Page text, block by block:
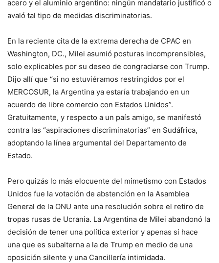
acero y el aluminio argentino: ningún mandatario justificó o
avaló tal tipo de medidas discriminatorias.
En la reciente cita de la extrema derecha de CPAC en
Washington, DC., Milei asumió posturas incomprensibles,
solo explicables por su deseo de congraciarse con Trump.
Dijo allí que “si no estuviéramos restringidos por el
MERCOSUR, la Argentina ya estaría trabajando en un
acuerdo de libre comercio con Estados Unidos”.
Gratuitamente, y respecto a un país amigo, se manifestó
contra las “aspiraciones discriminatorias” en Sudáfrica,
adoptando la línea argumental del Departamento de
Estado.
Pero quizás lo más elocuente del mimetismo con Estados
Unidos fue la votación de abstención en la Asamblea
General de la ONU ante una resolución sobre el retiro de
tropas rusas de Ucrania. La Argentina de Milei abandonó la
decisión de tener una política exterior y apenas si hace
una que es subalterna a la de Trump en medio de una
oposición silente y una Cancillería intimidada.